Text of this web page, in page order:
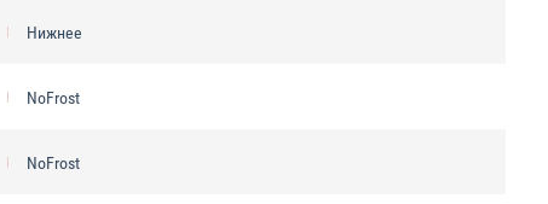
Нижнее
NoFrost
NoFrost